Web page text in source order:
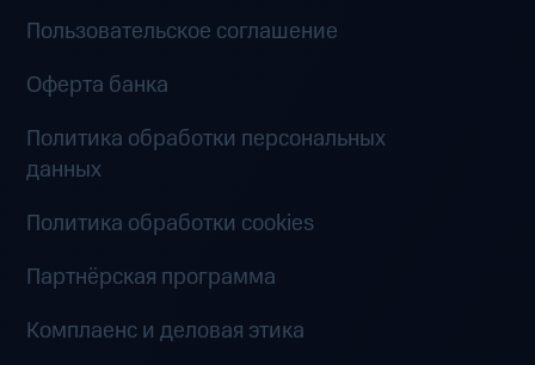
Пользовательское соглашение
Оферта банка
Политика обработки персональных
данных
Политика обработки cookies
Партнёрская программа
Комплаенс и деловая этика